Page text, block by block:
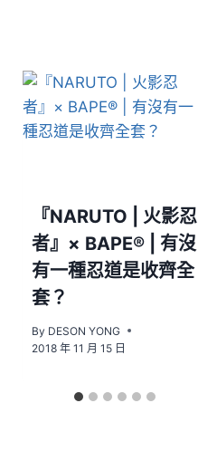
『NARUTO | 火影忍
者』× BAPE® | 有沒
有一種忍道是收齊全
套？
By DESON YONG
2018 年 11 月 15 日